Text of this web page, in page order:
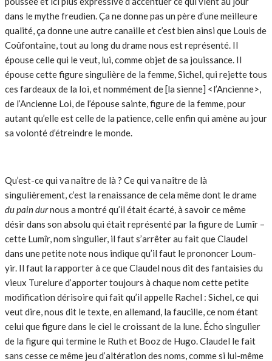
dans le mythe freudien. Ça ne donne pas un père d’une meilleure
qualité, ça donne une autre canaille et c’est bien ainsi que Louis de
Coûfontaine, tout au long du drame nous est représenté. Il
épouse celle qui le veut, lui, comme objet de sa jouissance. Il
épouse cette figure singulière de la femme, Sichel, qui rejette tous
ces fardeaux de la loi, et nommément de [la sienne] <l’Ancienne>,
de l’Ancienne Loi, de l’épouse sainte, figure de la femme, pour
autant qu’elle est celle de la patience, celle enfin qui amène au jour
sa volonté d’étreindre le monde.
Qu’est-ce qui va naître de là ? Ce qui va naître de là
singulièrement, c’est la renaissance de cela même dont le drame
du pain durnous a montré qu’il était écarté, à savoir ce même
désir dans son absolu qui était représenté par la figure de Lumîr –
cette Lumîr, nom singulier, il faut s’arrêter au fait que Claudel
dans une petite note nous indique qu’il faut le prononcer Loum-
yir. Il faut la rapporter à ce que Claudel nous dit des fantaisies du
vieux Turelure d’apporter toujours à chaque nom cette petite
modification dérisoire qui fait qu’il appelle Rachel : Sichel, ce qui
veut dire, nous dit le texte, en allemand, la faucille, ce nom étant
celui que figure dans le ciel le croissant de la lune. Écho singulier
de la figure qui termine le Ruth et Booz de Hugo. Claudel le fait
sans cesse ce même jeu d’altération des noms, comme si lui-même